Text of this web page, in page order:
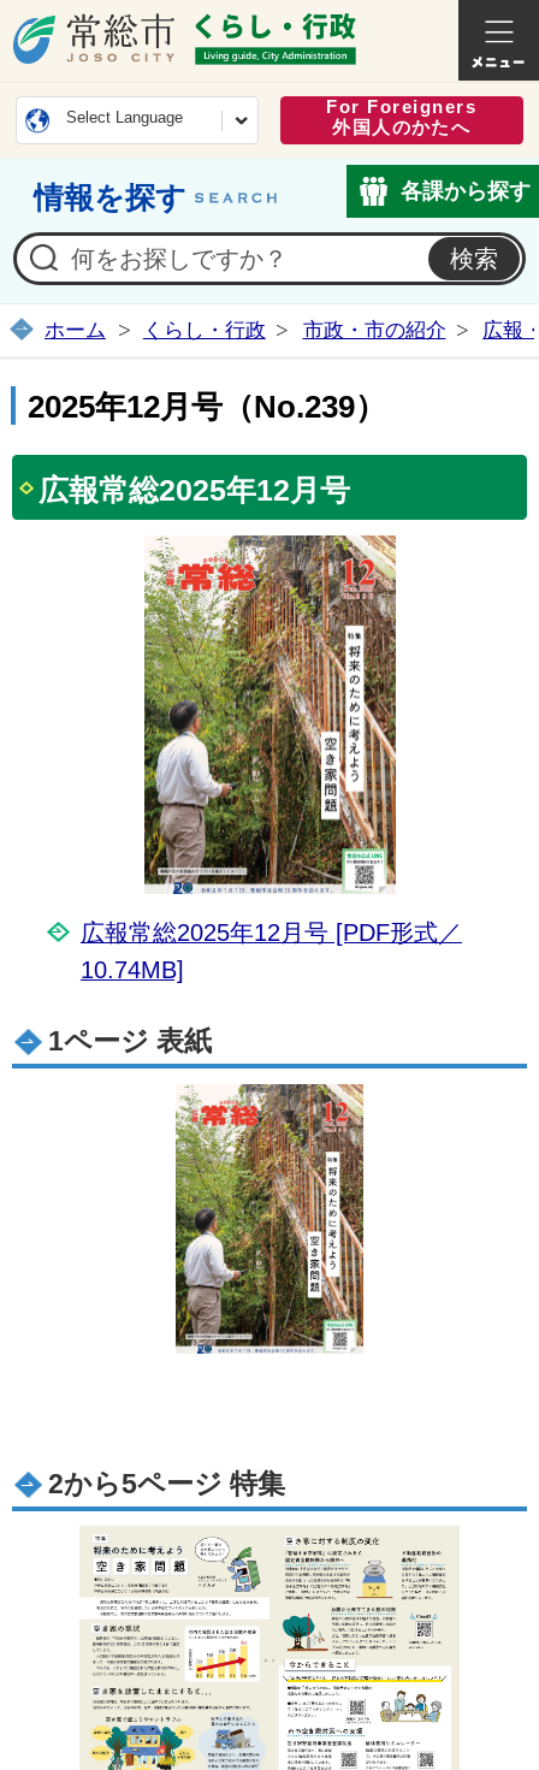
常総市公式ホームページ
くらし
Select Language
For Foreigners
外国人のかたへ
情報を探す 各課から探す
ホーム くらし・行政 市政・市の紹介 広報
2025年12月号（No.239）
広報常総2025年12月号
広報常総2025年12月号 [PDF形式／
10.74MB]
1ページ 表紙
2から5ページ 特集